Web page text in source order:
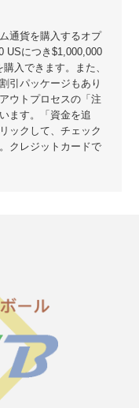
通貨を購入するオプ
USにつき$1,000,000
入できます。また、
引パッケージもあり
ウトプロセスの「注
ます。「資金を追
ックして、チェック
クレジットカードで